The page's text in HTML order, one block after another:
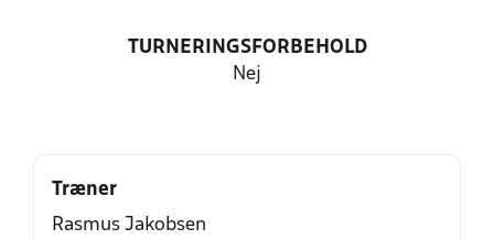
TURNERINGSFORBEHOLD
Nej
Træner
Rasmus Jakobsen